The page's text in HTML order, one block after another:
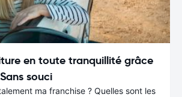
en toute tranquillité grâce
souci
ma franchise ? Quelles sont les